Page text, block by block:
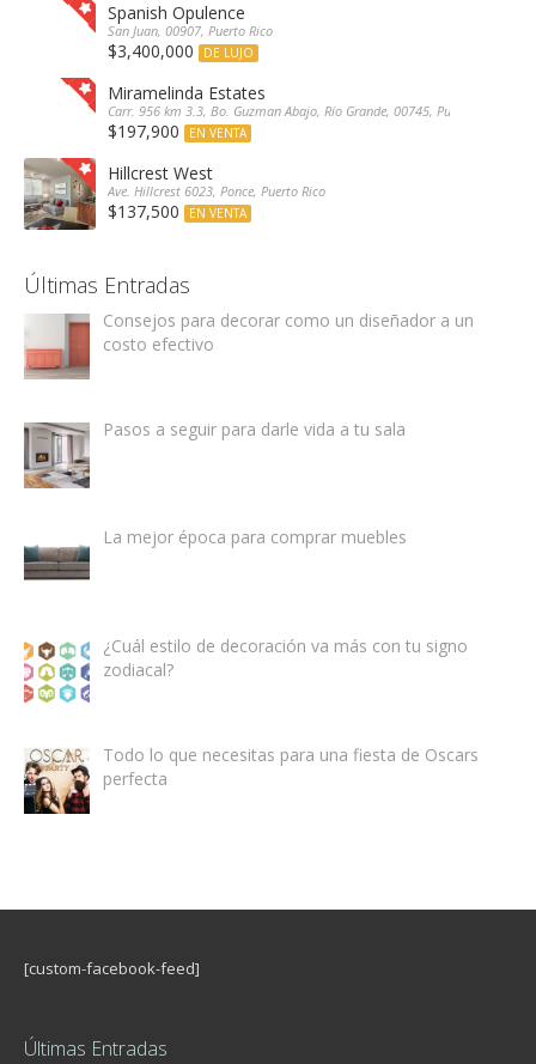
Spanish Opulence
San Juan, 00907, Puerto Rico
$3,400,000 DE LUJO
Miramelinda Estates
Carr. 956 km 3.3, Bo. Guzman Abajo, Río Grande, 00745, Puerto Rico
$197,900 EN VENTA
Hillcrest West
Ave. Hillcrest 6023, Ponce, Puerto Rico
$137,500 EN VENTA
Últimas Entradas
Consejos para decorar como un diseñador a un
costo efectivo
Pasos a seguir para darle vida a tu sala
La mejor época para comprar muebles
¿Cuál estilo de decoración va más con tu signo
zodiacal?
Todo lo que necesitas para una fiesta de Oscars
perfecta
[custom-facebook-feed]
Últimas Entradas